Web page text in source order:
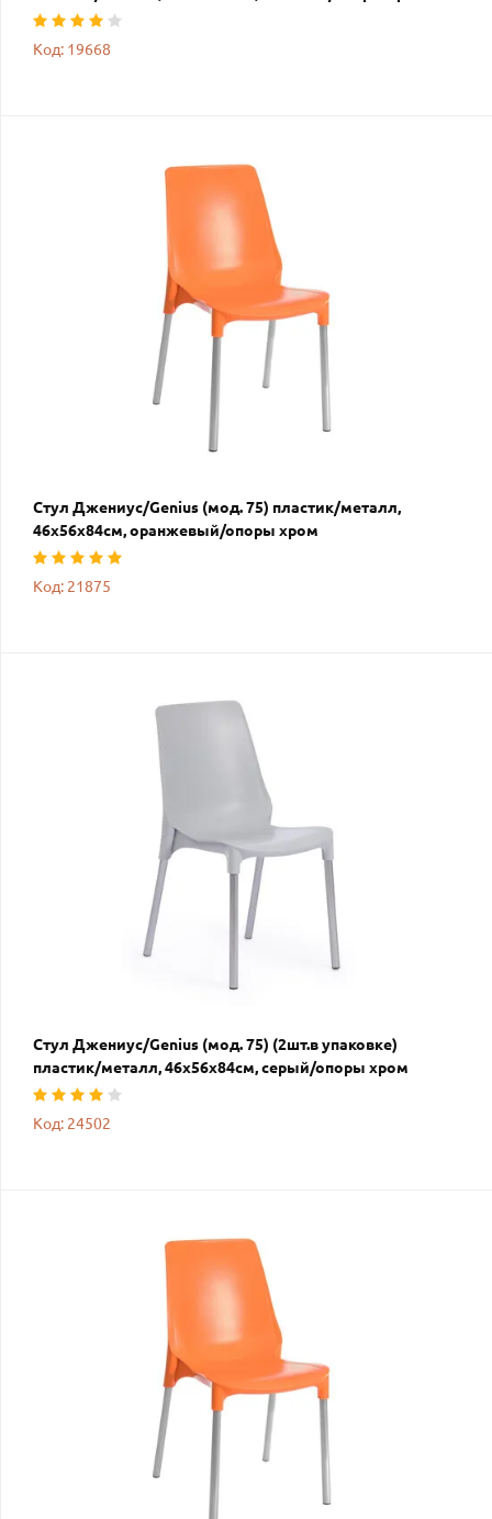
Код: 19668
Стул Джениус/Genius (мод. 75) пластик/металл,
46x56x84cм, оранжевый/опоры хром
Код: 21875
Стул Джениус/Genius (мод. 75) (2шт.в упаковке)
пластик/металл, 46x56x84cм, серый/опоры хром
Код: 24502